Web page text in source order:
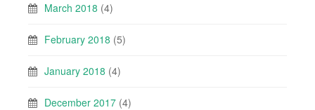
March 2018 (4)
February 2018 (5)
January 2018 (4)
December 2017 (4)